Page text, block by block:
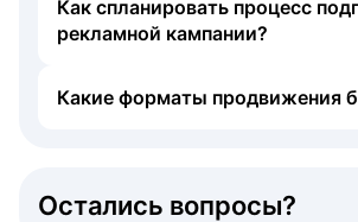
Как спланировать процесс
рекламной кампании?
Какие форматы продвижения
Остались вопросы?